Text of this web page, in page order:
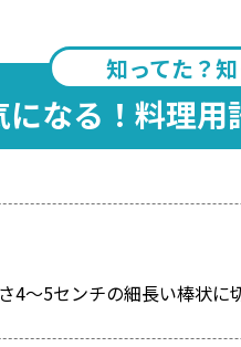
知ってた？
になる！料理
4～5センチの細長い棒状